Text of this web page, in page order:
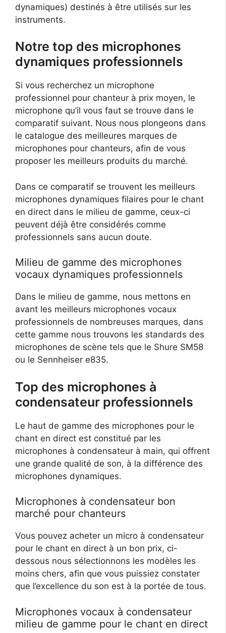
dynamiques) destinés à être utilisés sur les
instruments.
Notre top des microphones
dynamiques professionnels
Si vous recherchez un microphone
professionnel pour chanteur à prix moyen, le
microphone qu’il vous faut se trouve dans le
comparatif suivant. Nous nous plongeons dans
le catalogue des meilleures marques de
microphones pour chanteurs, afin de vous
proposer les meilleurs produits du marché.
Dans ce comparatif se trouvent les meilleurs
microphones dynamiques filaires pour le chant
en direct dans le milieu de gamme, ceux-ci
peuvent déjà être considérés comme
professionnels sans aucun doute.
Milieu de gamme des microphones
vocaux dynamiques professionnels
Dans le milieu de gamme, nous mettons en
avant les meilleurs microphones vocaux
professionnels de nombreuses marques, dans
cette gamme nous trouvons les standards des
microphones de scène tels que le Shure SM58
ou le Sennheiser e835.
Top des microphones à
condensateur professionnels
Le haut de gamme des microphones pour le
chant en direct est constitué par les
microphones à condensateur à main, qui offrent
une grande qualité de son, à la différence des
microphones dynamiques.
Microphones à condensateur bon
marché pour chanteurs
Vous pouvez acheter un micro à condensateur
pour le chant en direct à un bon prix, ci-
dessous nous sélectionnons les modèles les
moins chers, afin que vous puissiez constater
que l’excellence du son est à la portée de tous.
Microphones vocaux à condensateur
milieu de gamme pour le chant en direct